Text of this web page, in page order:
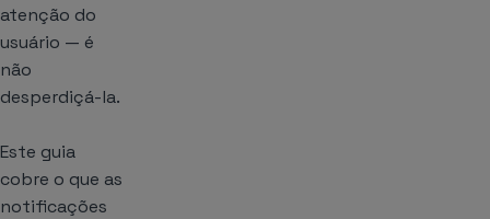
atenção do
usuário — é
não
desperdiçá-la.
Este guia
cobre o que as
notificações